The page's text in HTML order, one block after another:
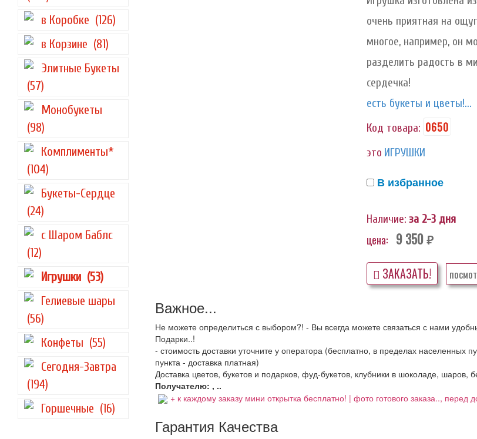
в Коробке (126)
в Корзине (81)
Элитные Букеты
(57)
Монобукеты
(98)
Комплименты*
(104)
Букеты-Сердце
(24)
с Шаром Баблс
(12)
Игрушки (53)
Гелиевые шары
(56)
Конфеты (55)
Сегодня-Завтра
(194)
Горшечные (16)
очень приятная на
многое, например, он
разделить радость в
сердечка!
есть букеты и цветы!...
Код товара: 0650
это ИГРУШКИ
В избранное
Наличие: за 2-3 дня
цена: 9 350 руб.
ЗАКАЗАТЬ!
Важное...
Не можете определиться с выбором?! - Вы всегда можете связаться с нами
Подарки..!
- стоимость доставки уточните у оператора (бесплатно, в пределах населенных
пункта - доставка платная)
Доставка цветов, букетов и подарков, фуд-букетов, клубники в шоколаде, шаров,
Получателю: , ..
+ к каждому заказу мини открытка бесплатно! | фото готового заказа..,
Гарантия Качества